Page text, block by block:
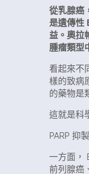
從乳腺癌
是遺傳性
益。奧拉
腫瘤類型
看起來不
樣的致病
的藥物是
這就是科
PARP 抑
一方面，
前列腺癌